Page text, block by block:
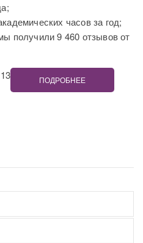
часов за год;
получили 9 460 отзывов от
ПОДРОБНЕЕ